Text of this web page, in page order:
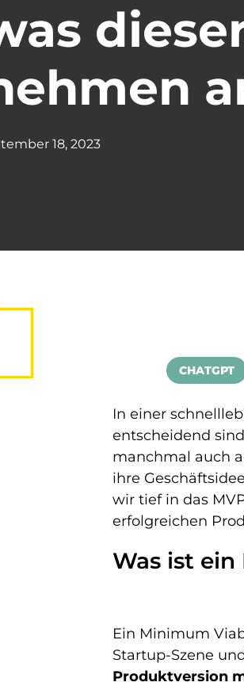
18, 2023
CHATGPT
In einer
entscheidend
manchmal auch
ihre
wir tief in das
erfolgreichen
Was ist ein
Ein Minimum
Startup-Szene
Produktversion